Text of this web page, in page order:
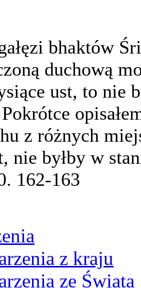
bhaktów
duchową
ust, to nie
z różnych
nie byłby w
162-163
z kraju
ze Świata